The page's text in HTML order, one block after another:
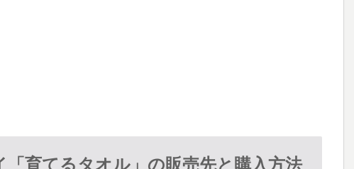
育てるタオル」の販売先と購入方法